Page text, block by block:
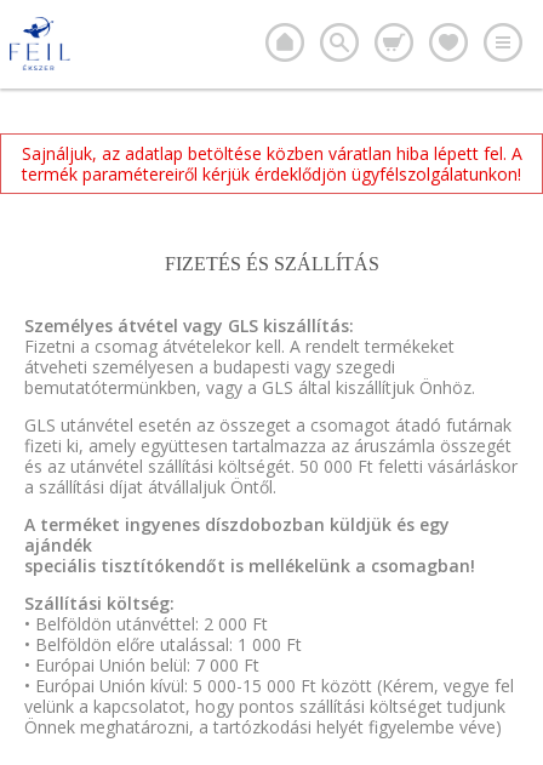
Sajnáljuk, az adatlap betöltése közben váratlan hiba lépett fel. A
termék paramétereiről kérjük érdeklődjön ügyfélszolgálatunkon!
FIZETÉS ÉS SZÁLLÍTÁS
Személyes átvétel vagy GLS kiszállítás:
Fizetni a csomag átvételekor kell. A rendelt termékeket
átveheti személyesen a budapesti vagy szegedi
bemutatótermünkben, vagy a GLS által kiszállítjuk Önhöz.
GLS utánvétel esetén az összeget a csomagot átadó futárnak
fizeti ki, amely együttesen tartalmazza az áruszámla összegét
és az utánvétel szállítási költségét. 50 000 Ft feletti vásárláskor
a szállítási díjat átvállaljuk Öntől.
A terméket ingyenes díszdobozban küldjük és egy
ajándék
speciális tisztítókendőt is mellékelünk a csomagban!
Szállítási költség:
• Belföldön utánvéttel: 2 000 Ft
• Belföldön előre utalással: 1 000 Ft
• Európai Unión belül: 7 000 Ft
• Európai Unión kívül: 5 000-15 000 Ft között (Kérem, vegye fel
velünk a kapcsolatot, hogy pontos szállítási költséget tudjunk
Önnek meghatározni, a tartózkodási helyét figyelembe véve)